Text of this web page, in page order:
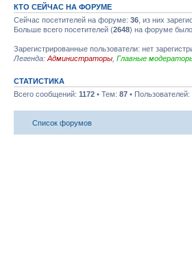
КТО СЕЙЧАС НА ФОРУМЕ
Сейчас посетителей на форуме: 36 , из них
Больше всего посетителей (2648) на форуме
Зарегистрированные пользователи: нет
Легенда: Администраторы Главные
СТАТИСТИКА
Всего сообщений: 1172 • Тем: 87 • Пользователей:
Список форумов